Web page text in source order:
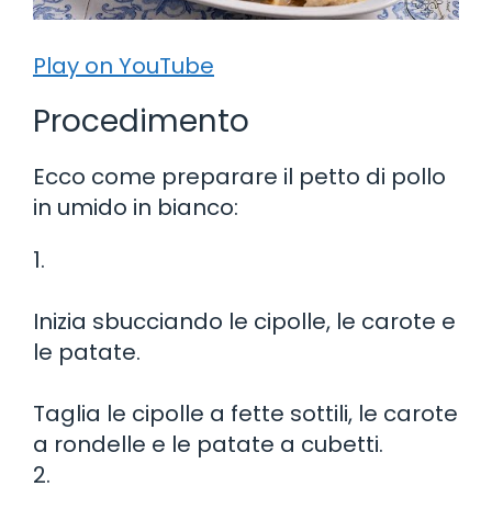
Play on YouTube
Procedimento
Ecco come preparare il petto di pollo
in umido in bianco:
1.
Inizia sbucciando le cipolle, le carote e
le patate.
Taglia le cipolle a fette sottili, le carote
a rondelle e le patate a cubetti.
2.